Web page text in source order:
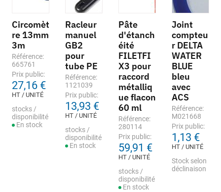
Circomèt
re 13mm
3m
Référence:
665761
Prix public:
27,16 €
HT / UNITÉ
stocks /
disponibilité
En stock
Racleur
manuel
GB2
pour
tube PE
Référence:
1121039
Prix public:
13,93 €
HT / UNITÉ
stocks /
disponibilité
En stock
Pâte
d'étanch
éité
FILETFI
X3 pour
raccord
métalliq
ue flacon
60 ml
Référence:
280114
Prix public:
59,91 €
HT / UNITÉ
stocks /
disponibilité
En stock
Joint
compteu
r DELTA
WATER
BLUE
bleu
avec
ACS
Référence:
M021668
Prix public:
1,13 €
HT / UNITÉ
Stock selon
déclinaison